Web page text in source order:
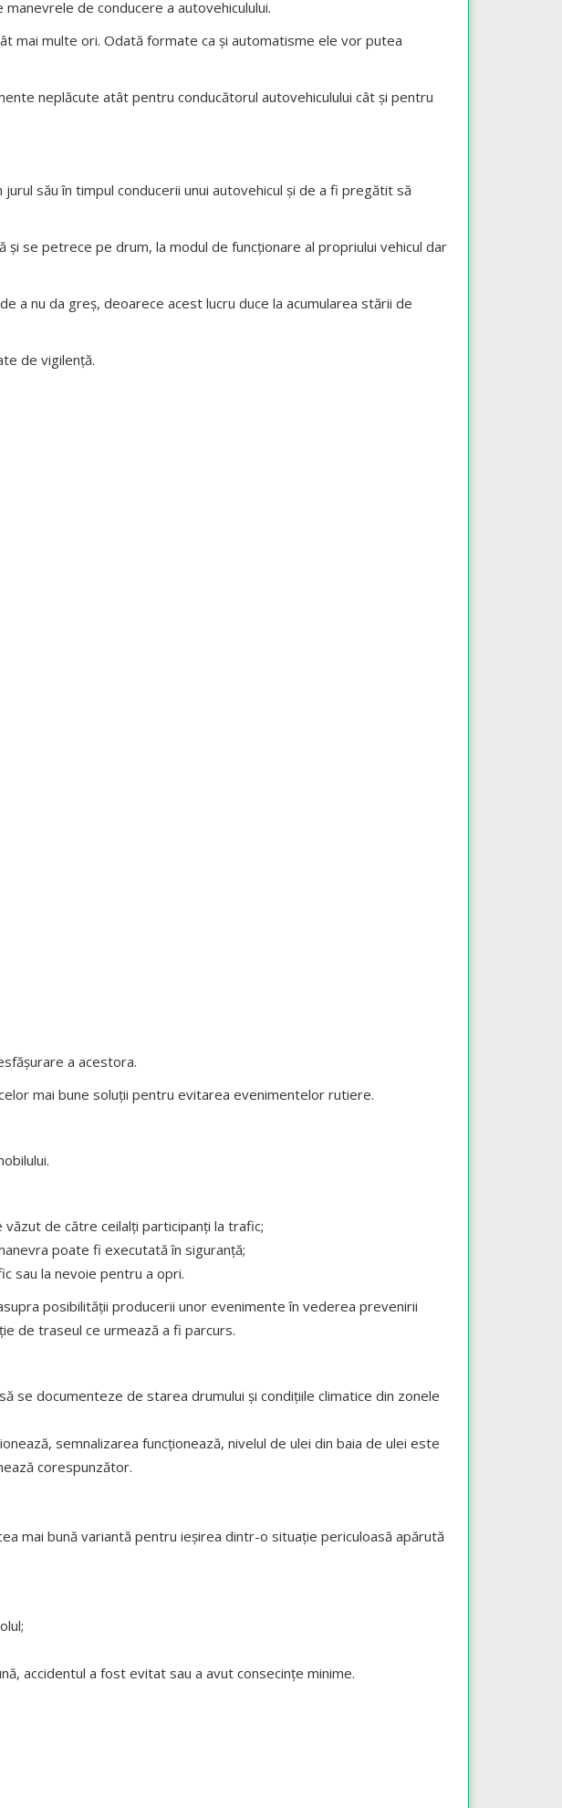
de conducere a autovehiculului.
mai multe ori. Odată formate ca şi automatisme ele vor putea
neplăcute atât pentru conducătorul autovehiculului cât și pentru
său în timpul conducerii unui autovehicul și de a fi pregătit să
se petrece pe drum, la modul de funcționare al propriului vehicul dar
a nu da greș, deoarece acest lucru duce la acumularea stării de
de vigilență.
a acestora.
mai bune soluții pentru evitarea evenimentelor rutiere.
de către ceilalți participanți la trafic;
poate fi executată în siguranță;
sau la nevoie pentru a opri.
posibilităţii producerii unor evenimente în vederea prevenirii
de traseul ce urmează a fi parcurs.
se documenteze de starea drumului și condițiile climatice din zonele
semnalizarea funcționează, nivelul de ulei din baia de ulei este
corespunzător.
mai bună variantă pentru ieșirea dintr-o situație periculoasă apărută
accidentul a fost evitat sau a avut consecințe minime.